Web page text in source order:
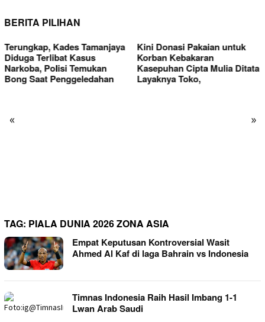
BERITA PILIHAN
« »
Kini Donasi Pakaian untuk
Korban Kebakaran
Kasepuhan Cipta Mulia Ditata
Layaknya Toko,
TAG: PIALA DUNIA 2026 ZONA ASIA
Empat Keputusan Kontroversial Wasit
Ahmed Al Kaf di laga Bahrain vs Indonesia
Timnas Indonesia Raih Hasil Imbang 1-1
Lwan Arab Saudi